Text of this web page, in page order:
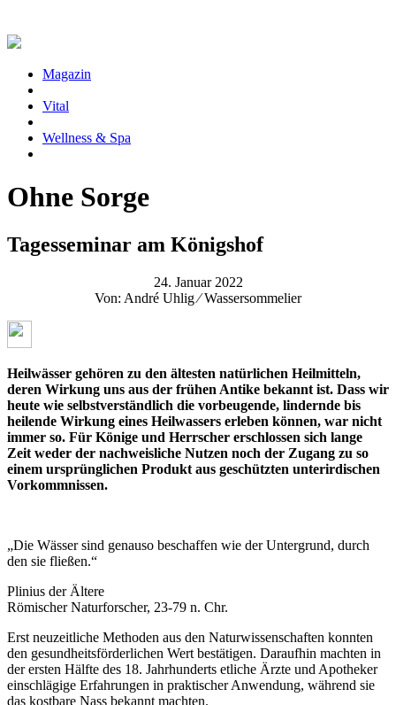
Magazin
Vital
Wellness & Spa
Ohne Sorge
Tagesseminar am Königshof
24. Januar 2022
Von: André Uhlig ⁄ Wassersommelier
Heilwässer gehören zu den ältesten natürlichen Heilmitteln,
deren Wirkung uns aus der frühen Antike bekannt ist. Dass wir
heute wie selbstverständlich die vorbeugende, lindernde bis
heilende Wirkung eines Heilwassers erleben können, war nicht
immer so. Für Könige und Herrscher erschlossen sich lange
Zeit weder der nachweisliche Nutzen noch der Zugang zu so
einem ursprünglichen Produkt aus geschützten unterirdischen
Vorkommnissen.
„Die Wässer sind genauso beschaffen wie der Untergrund, durch
den sie fließen.“
Plinius der Ältere
Römischer Naturforscher, 23-79 n. Chr.
Erst neuzeitliche Methoden aus den Naturwissenschaften konnten
den gesundheitsförderlichen Wert bestätigen. Daraufhin machten in
der ersten Hälfte des 18. Jahrhunderts etliche Ärzte und Apotheker
einschlägige Erfahrungen in praktischer Anwendung, während sie
das kostbare Nass bekannt machten.